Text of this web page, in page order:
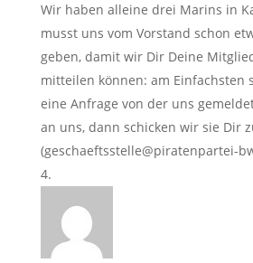
Wir haben alleine drei Marins in
musst uns vom Vorstand schon
geben, damit wir Dir Deine
mitteilen können: am Einfachsten
eine Anfrage von der uns
an uns, dann schicken wir sie Dir
(geschaeftsstelle@piratenpartei-